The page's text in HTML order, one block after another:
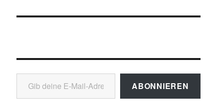
Gib deine E-Mail-Adresse ein ...
ABONNIEREN